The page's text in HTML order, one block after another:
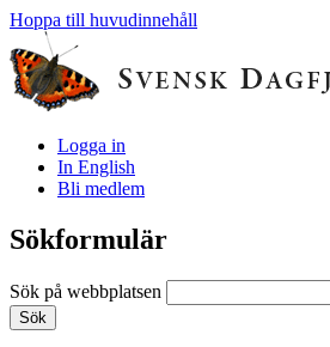
Hoppa till huvudinnehåll
Logga in
In English
Bli medlem
Sökformulär
Sök på webbplatsen